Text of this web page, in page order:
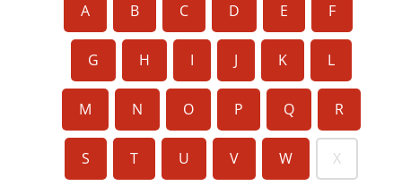
A
B C D E F
G H I J K L
M N O P Q R
S T U V W X